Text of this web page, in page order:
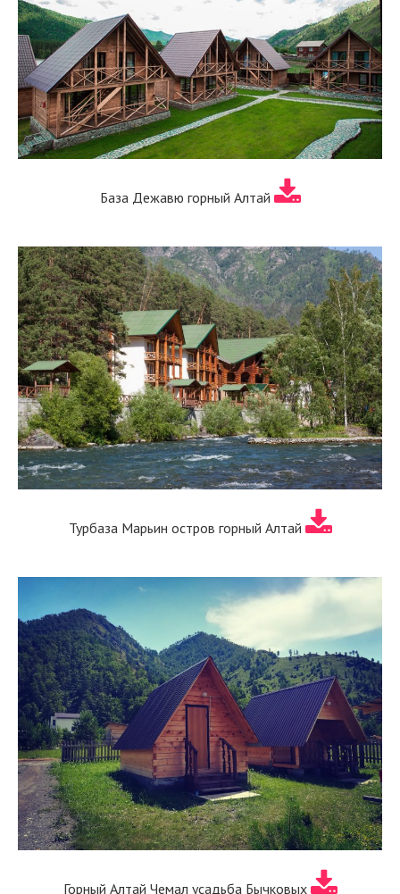
База Дежавю горный Алтай
Турбаза Марьин остров горный Алтай
Горный Алтай Чемал усадьба Бычковых